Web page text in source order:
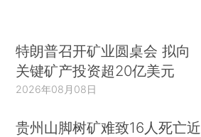
特朗普召开矿业圆桌会 拟向
关键矿产投资超20亿美元
2026年08月08日
贵州山脚树矿难致16人死亡近